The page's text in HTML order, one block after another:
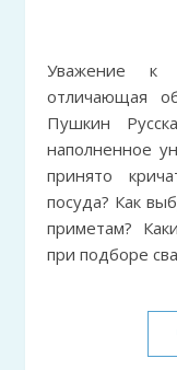
Уважение к минувшему — вот черта,
отличающая
Пушкин
наполненное
принято
посуда? Как
приметам?
при подборе